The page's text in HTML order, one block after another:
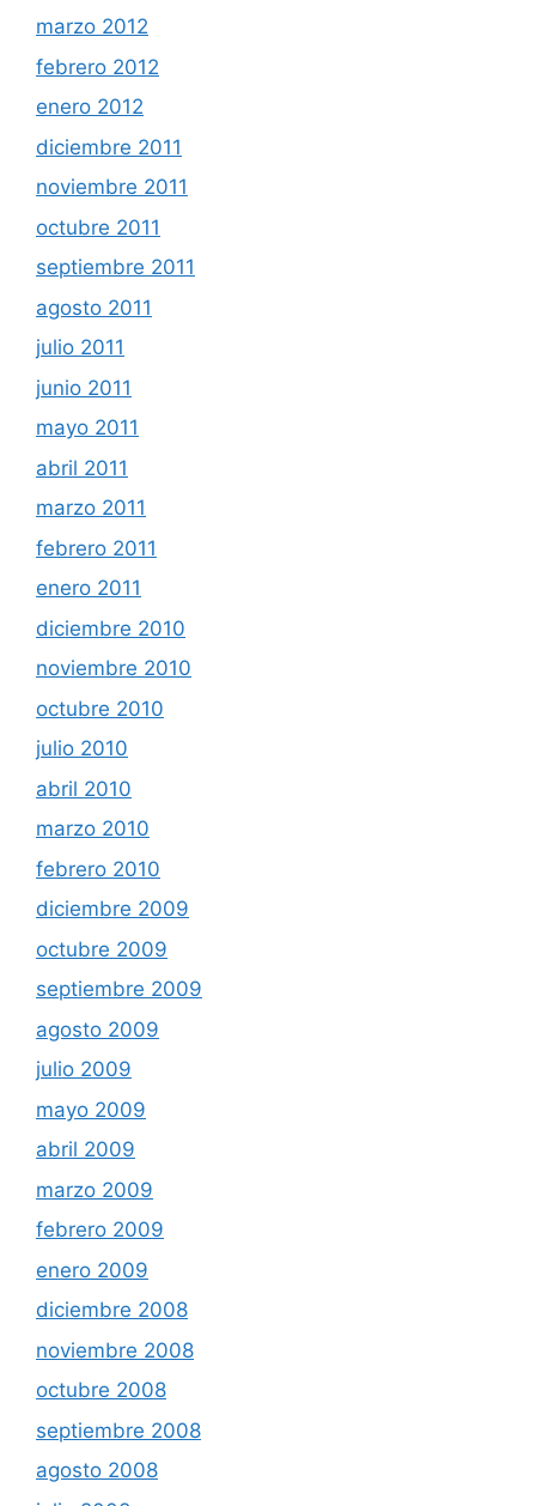
marzo 2012
febrero 2012
enero 2012
diciembre 2011
noviembre 2011
octubre 2011
septiembre 2011
agosto 2011
julio 2011
junio 2011
mayo 2011
abril 2011
marzo 2011
febrero 2011
enero 2011
diciembre 2010
noviembre 2010
octubre 2010
julio 2010
abril 2010
marzo 2010
febrero 2010
diciembre 2009
octubre 2009
septiembre 2009
agosto 2009
julio 2009
mayo 2009
abril 2009
marzo 2009
febrero 2009
enero 2009
diciembre 2008
noviembre 2008
octubre 2008
septiembre 2008
agosto 2008